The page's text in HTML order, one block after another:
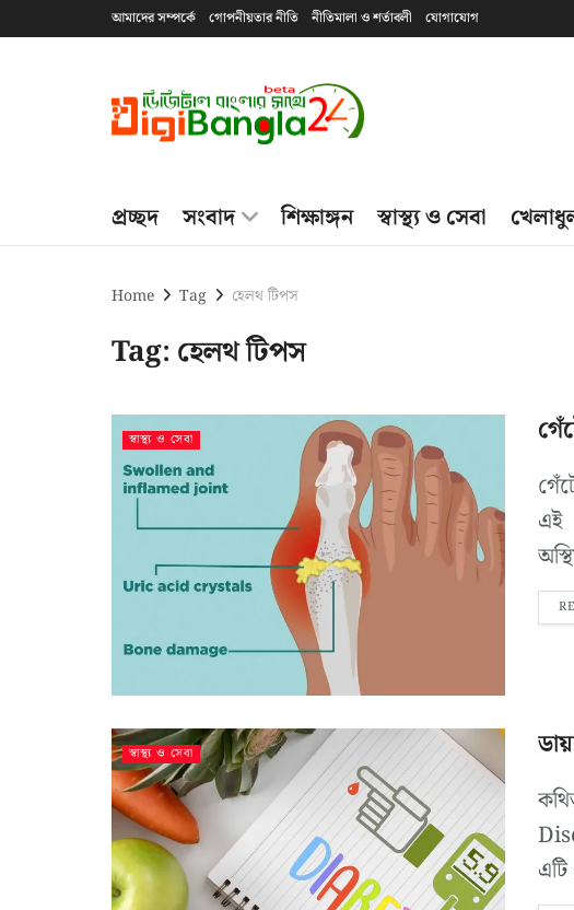
আমাদের সম্পর্কে গোপনীয়তার নীতি নীতিমালা ও শর্তাবলী যোগাযোগ
প্রচ্ছদ সংবাদ শিক্ষাঙ্গন স্বাস্থ্য ও সেবা
Home Tag হেলথ টিপস
Tag: হেলথ টিপস
স্বাস্থ্য ও সেবা
এই
স্বাস্থ্য ও সেবা